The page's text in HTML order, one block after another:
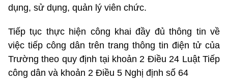
dụng, sử dụng, quản lý viên chức.
Tiếp tục thực hiện công khai đầy đủ thông tin về
việc tiếp công dân trên trang thông tin điện tử của
Trường theo quy định tại khoản 2 Điều 24 Luật Tiếp
công dân và khoản 2 Điều 5 Nghị định số 64